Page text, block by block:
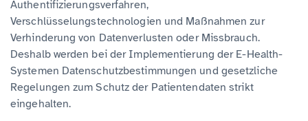
Authentifizierungsverfahren,
Verschlüsselungstechnologien und Maßnahmen zur
Verhinderung von Datenverlusten oder Missbrauch.
Deshalb werden bei der Implementierung der E-Health-
Systemen Datenschutzbestimmungen und gesetzliche
Regelungen zum Schutz der Patientendaten strikt
eingehalten.